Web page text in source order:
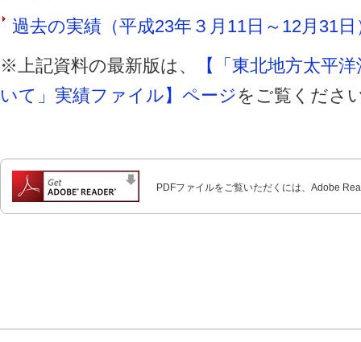
過去の実績（平成23年３月11日～12月31
※上記資料の最新版は、
【「東北地方太平
いて」実績ファイル】ページをご覧くださ
PDFファイルをご覧いただくには、Adobe